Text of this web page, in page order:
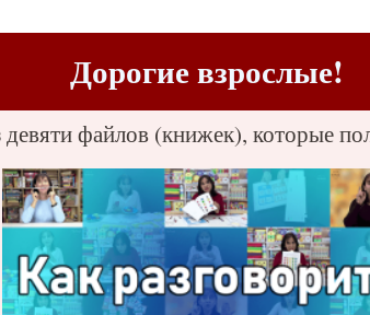
Дорогие взрослые!
файлов (книжек), которые